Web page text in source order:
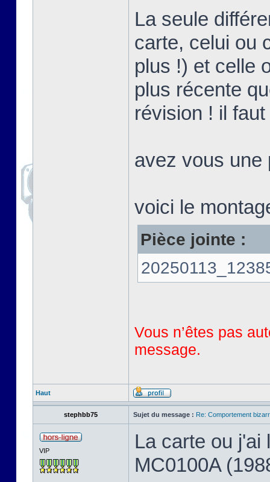
La seule
carte, celui ou
plus !) et celle
plus récente
révision ! il
avez vous une
voici le
Pièce jointe :
Vous n’êtes pas
message.
Haut
stephbb75 Sujet du message : Re: Comportement
VIP
La carte ou j'ai
MC0100A